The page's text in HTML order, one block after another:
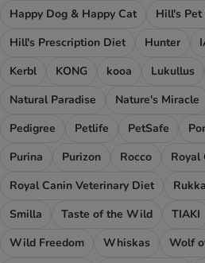
Happy Dog & Happy Cat
Hill's
Hill's Prescription Diet
Hunter
Kerbl
KONG kooa Lukullus
Natural Paradise
Nature's Miracle
Pedigree
Petlife PetSafe
Purina
Purizon Rocco
Royal
Royal Canin Veterinary Diet
Smilla
Taste of the Wild TIAKI
Wild Freedom
Whiskas
Wolf